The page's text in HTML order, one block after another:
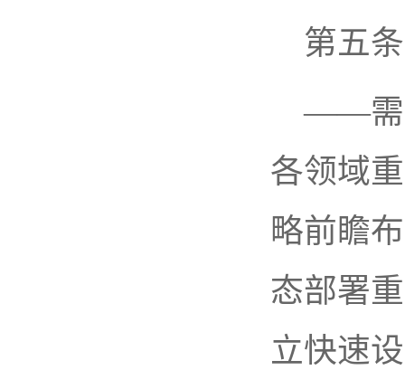
第五
——需
各领域
略前瞻
态部署
立快速